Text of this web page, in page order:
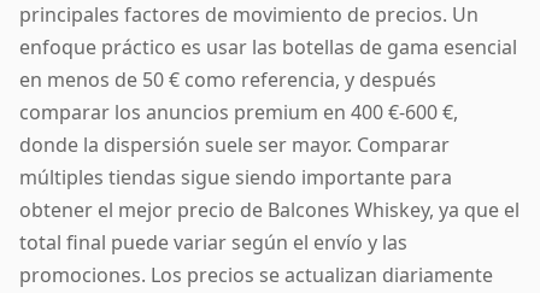
principales factores de movimiento de precios. Un
enfoque práctico es usar las botellas de gama esencial
en menos de 50 € como referencia, y después
comparar los anuncios premium en 400 €-600 €,
donde la dispersión suele ser mayor. Comparar
múltiples tiendas sigue siendo importante para
obtener el mejor precio de Balcones Whiskey, ya que el
total final puede variar según el envío y las
promociones. Los precios se actualizan diariamente